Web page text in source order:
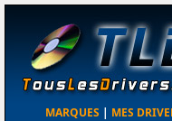
MARQUES | MES